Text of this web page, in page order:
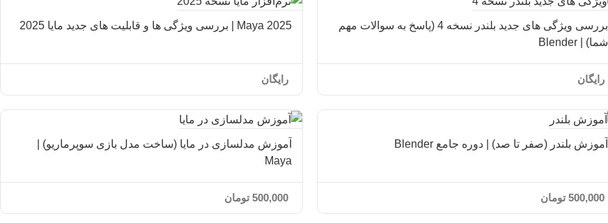
بررسی ویژگی های جدید بلندر نسخه 4 (پاسخ به سوالات مهم
شما) | Blender
رایگان
Maya 2025 | بررسی ویژگی ها و قابلیت های جدید مایا 2025
رایگان
آموزش بلندر (صفر تا صد) | دوره جامع Blender
500,000 تومان
آموزش مدلسازی در مایا (ساخت مدل بازی سوپرماریو) |
Maya
500,000 تومان